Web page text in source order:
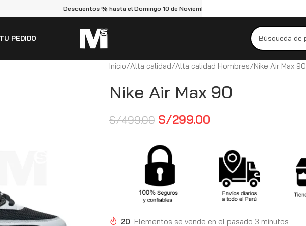
Descuentos % hasta el Domingo 10 de Noviembre
PEDIDO
Inicio Alta calidad Alta calidad Hombres Nike Air Max 90
Nike Air Max 90
S/499.00 S/299.00
20 Elementos se vende en el pasado 3 minutos